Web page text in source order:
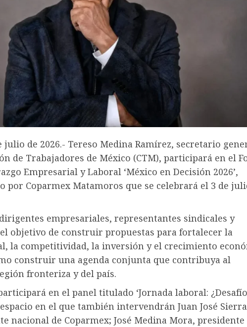
julio de 2026.- Tereso Medina Ramírez, secretario
de Trabajadores de México (CTM), participará en el
Empresarial y Laboral ‘México en Decisión 2026’,
por Coparmex Matamoros que se celebrará el 3 de
empresariales, representantes sindicales y
objetivo de construir propuestas para fortalecer la
la competitividad, la inversión y el crecimiento
construir una agenda conjunta que contribuya al
fronteriza y del país.
en el panel titulado ‘Jornada laboral:
en el que también intervendrán Juan José Sierra
nacional de Coparmex; José Medina Mora, presidente